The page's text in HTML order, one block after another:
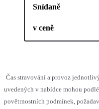
Snídaně
v ceně
Čas stravování a provoz
uvedených v nabídce mohou
povětrnostních podmínek,